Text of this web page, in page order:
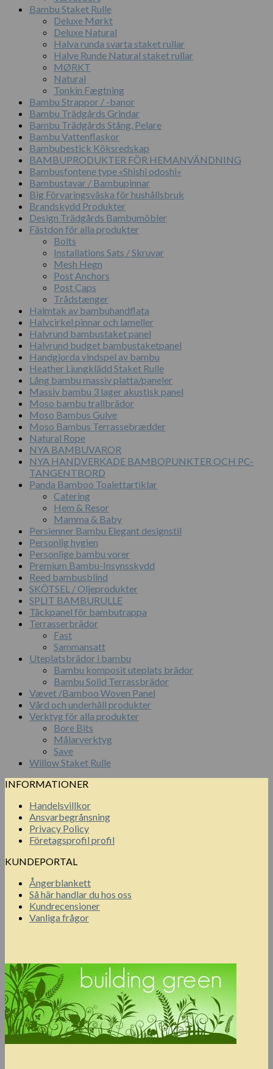
Bambu Staket Rulle
Deluxe Mørkt
Deluxe Natural
Halva runda svarta staket rullar
Halve Runde Natural staket rullar
MØRKT
Natural
Tonkin Fægtning
Bambu Strappor / -banor
Bambu Trädgårds Grindar
Bambu Trädgårds Stång, Pelare
Bambu Vattenflaskor
Bambubestick Köksredskap
BAMBUPRODUKTER FÖR HEMANVÄNDNING
Bambusfontene type «Shishi odoshi»
Bambustavar / Bambupinnar
Big Förvaringsväska för hushållsbruk
Brandskydd Produkter
Design Trädgårds Bambumöbler
Fästdon för alla produkter
Bolts
Installations Sats / Skruvar
Mesh Hegn
Post Anchors
Post Caps
Trådstænger
Halmtak av bambuhandflata
Halvcirkel pinnar och lameller
Halvrund bambustaket panel
Halvrund budget bambustaketpanel
Handgjorda vindspel av bambu
Heather Ljungklädd Staket Rulle
Lång bambu massiv platta/paneler
Massiv bambu 3 lager akustisk panel
Moso bambu trallbrädor
Moso Bambus Gulve
Moso Bambus Terrassebrædder
Natural Rope
NYA BAMBUVAROR
NYA HANDVERKADE BAMBOPUNKTER OCH PC-
TANGENTBORD
Panda Bamboo Toalettartiklar
Catering
Hem & Resor
Mamma & Baby
Persienner Bambu Elegant designstil
Personlig hygien
Personlige bambu vorer
Premium Bambu-Insynsskydd
Reed bambusblind
SKÖTSEL / Oljeprodukter
SPLIT BAMBURULLE
Täckpanel för bambutrappa
Terrasserbrädor
Fast
Sammansatt
Uteplatsbrädor i bambu
Bambu komposit uteplats brädor
Bambu Solid Terrassbrädor
Vævet /Bamboo Woven Panel
Vård och underhåll produkter
Verktyg för alla produkter
Bore Bits
Målarverktyg
Save
Willow Staket Rulle
INFORMATIONER
Handelsvillkor
Ansvarbegrånsning
Privacy Policy
Företagsprofil profil
KUNDEPORTAL
Ångerblankett
Så här handlar du hos oss
Kundrecensioner
Vanliga frågor